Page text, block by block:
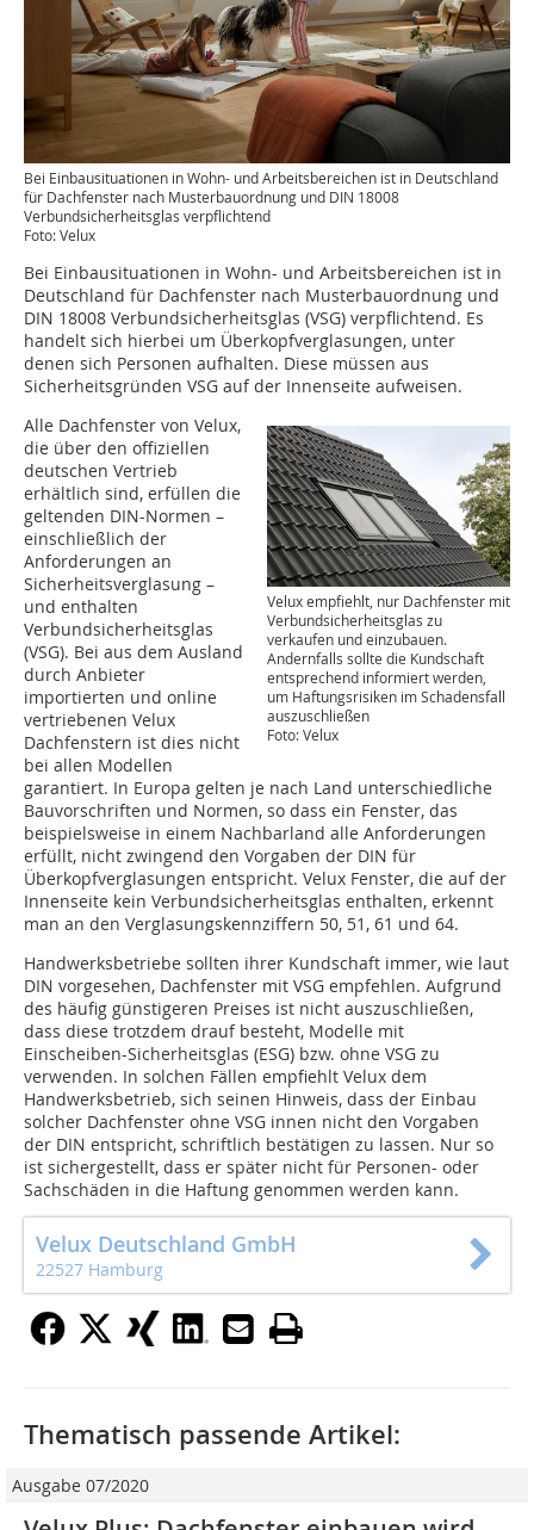
Bei Einbausituationen in Wohn- und Arbeitsbereichen ist in Deutschland
für Dachfenster nach Musterbauordnung und DIN 18008
Verbundsicherheitsglas verpflichtend
Foto: Velux
Bei Einbausituationen in Wohn- und Arbeitsbereichen ist in
Deutschland für Dachfenster nach Musterbauordnung und
DIN 18008 Verbundsicherheitsglas (VSG) verpflichtend. Es
handelt sich hierbei um Überkopfverglasungen, unter
denen sich Personen aufhalten. Diese müssen aus
Sicherheitsgründen VSG auf der Innenseite aufweisen.
Velux empfiehlt, nur Dachfenster mit
Verbundsicherheitsglas zu
verkaufen und einzubauen.
Andernfalls sollte die Kundschaft
entsprechend informiert werden,
um Haftungsrisiken im Schadensfall
auszuschließen
Foto: Velux
Alle Dachfenster von Velux,
die über den offiziellen
deutschen Vertrieb
erhältlich sind, erfüllen die
geltenden DIN-Normen –
einschließlich der
Anforderungen an
Sicherheitsverglasung –
und enthalten
Verbundsicherheitsglas
(VSG). Bei aus dem Ausland
durch Anbieter
importierten und online
vertriebenen Velux
Dachfenstern ist dies nicht
bei allen Modellen
garantiert. In Europa gelten je nach Land unterschiedliche
Bauvorschriften und Normen, so dass ein Fenster, das
beispielsweise in einem Nachbarland alle Anforderungen
erfüllt, nicht zwingend den Vorgaben der DIN für
Überkopfverglasungen entspricht. Velux Fenster, die auf der
Innenseite kein Verbundsicherheitsglas enthalten, erkennt
man an den Verglasungskennziffern 50, 51, 61 und 64.
Handwerksbetriebe sollten ihrer Kundschaft immer, wie laut
DIN vorgesehen, Dachfenster mit VSG empfehlen. Aufgrund
des häufig günstigeren Preises ist nicht auszuschließen,
dass diese trotzdem drauf besteht, Modelle mit
Einscheiben-Sicherheitsglas (ESG) bzw. ohne VSG zu
verwenden. In solchen Fällen empfiehlt Velux dem
Handwerksbetrieb, sich seinen Hinweis, dass der Einbau
solcher Dachfenster ohne VSG innen nicht den Vorgaben
der DIN entspricht, schriftlich bestätigen zu lassen. Nur so
ist sichergestellt, dass er später nicht für Personen- oder
Sachschäden in die Haftung genommen werden kann.
Velux Deutschland GmbH
22527 Hamburg
Thematisch passende Artikel:
Ausgabe 07/2020